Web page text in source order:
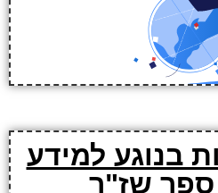
בנוגע למידע
שז"ר